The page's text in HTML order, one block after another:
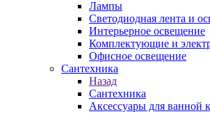
Лампы
Светодиодная лента и
Интерьерное освещение
Комплектующие и
Офисное освещение
Сантехника
Назад
Сантехника
Аксессуары для ванной